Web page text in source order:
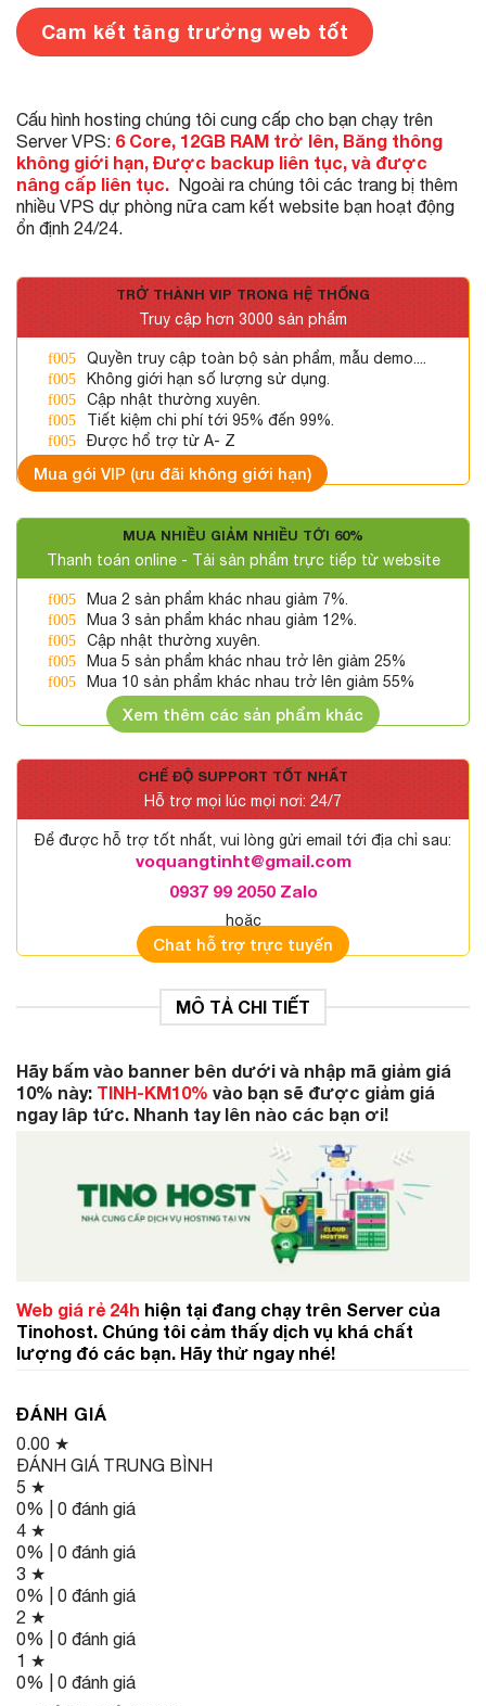
Cam kết tăng trưởng web tốt
Cấu hình hosting chúng tôi cung cấp cho bạn chạy trên
Server VPS: 6 Core, 12GB RAM trở lên, Băng thông
không giới hạn, Được backup liên tục, và được
nâng cấp liên tục. Ngoài ra chúng tôi các trang bị thêm
nhiều VPS dự phòng nữa cam kết website bạn hoạt động
ổn định 24/24.
TRỞ THÀNH VIP TRONG HỆ THỐNG
Truy cập hơn 3000 sản phẩm
Quyền truy cập toàn bộ sản phẩm, mẫu demo....
Không giới hạn số lượng sử dụng.
Cập nhật thường xuyên.
Tiết kiệm chi phí tới 95% đến 99%.
Được hổ trợ từ A- Z
Mua gói VIP (ưu đãi không giới hạn)
MUA NHIỀU GIẢM NHIỀU TỚI 60%
Thanh toán online - Tải sản phẩm trực tiếp từ website
Mua 2 sản phẩm khác nhau giảm 7%.
Mua 3 sản phẩm khác nhau giảm 12%.
Cập nhật thường xuyên.
Mua 5 sản phẩm khác nhau trở lên giảm 25%
Mua 10 sản phẩm khác nhau trở lên giảm 55%
Xem thêm các sản phẩm khác
CHẾ ĐỘ SUPPORT TỐT NHẤT
Hỗ trợ mọi lúc mọi nơi: 24/7
Để được hỗ trợ tốt nhất, vui lòng gửi email tới địa chỉ sau:
voquangtinht@gmail.com
0937 99 2050 Zalo
hoặc
Chat hỗ trợ trực tuyến
MÔ TẢ CHI TIẾT
Hãy bấm vào banner bên dưới và nhập mã giảm giá
10% này: TINH-KM10% vào bạn sẽ được giảm giá
ngay lâp tức. Nhanh tay lên nào các bạn ơi!
Web giá rẻ 24h hiện tại đang chạy trên Server của
Tinohost. Chúng tôi cảm thấy dịch vụ khá chất
lượng đó các bạn. Hãy thử ngay nhé!
ĐÁNH GIÁ
0.00 ★
ĐÁNH GIÁ TRUNG BÌNH
5 ★
0% | 0 đánh giá
4 ★
0% | 0 đánh giá
3 ★
0% | 0 đánh giá
2 ★
0% | 0 đánh giá
1 ★
0% | 0 đánh giá